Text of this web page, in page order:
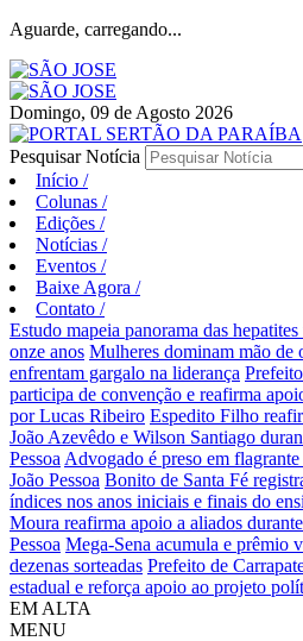
Aguarde, carregando...
Domingo, 09 de Agosto 2026
Pesquisar Notícia
Início /
Colunas /
Edições /
Notícias /
Eventos /
Baixe Agora /
Contato /
Estudo mapeia panorama das
onze anos Mulheres dominam mão de
enfrentam gargalo na liderança
participa de convenção e reafirma
por Lucas Ribeiro Espedito Filho
João Azevêdo e Wilson Santiago
Pessoa Advogado é preso em
João Pessoa Bonito de Santa Fé
índices nos anos iniciais e finais do
Moura reafirma apoio a aliados
Pessoa Mega-Sena acumula e prêmio
dezenas sorteadas Prefeito de
estadual e reforça apoio ao projeto
EM ALTA
MENU